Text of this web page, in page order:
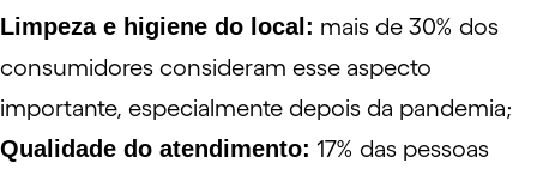
Limpeza e higiene do local: mais de 30% dos
consumidores consideram esse aspecto
importante, especialmente depois da pandemia;
Qualidade do atendimento: 17% das pessoas